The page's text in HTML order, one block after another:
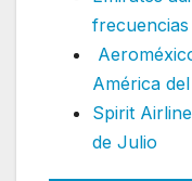
América
Spirit
de Julio